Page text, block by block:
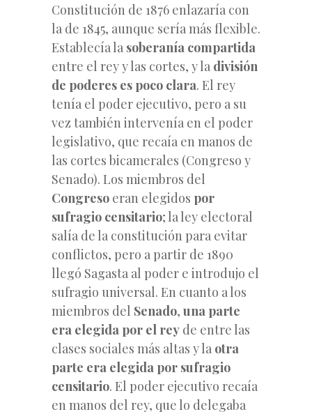
Constitución de 1876 enlazaría con
la de 1845, aunque sería más flexible.
Establecía la soberanía compartida
entre el rey y las cortes, y la división
de poderes es poco clara. El rey
tenía el poder ejecutivo, pero a su
vez también intervenía en el poder
legislativo, que recaía en manos de
las cortes bicamerales (Congreso y
Senado). Los miembros del
Congreso eran elegidos por
sufragio censitario; la ley electoral
salía de la constitución para evitar
conflictos, pero a partir de 1890
llegó Sagasta al poder e introdujo el
sufragio universal. En cuanto a los
miembros del Senado, una parte
era elegida por el rey de entre las
clases sociales más altas y la otra
parte era elegida por sufragio
censitario. El poder ejecutivo recaía
en manos del rey, que lo delegaba